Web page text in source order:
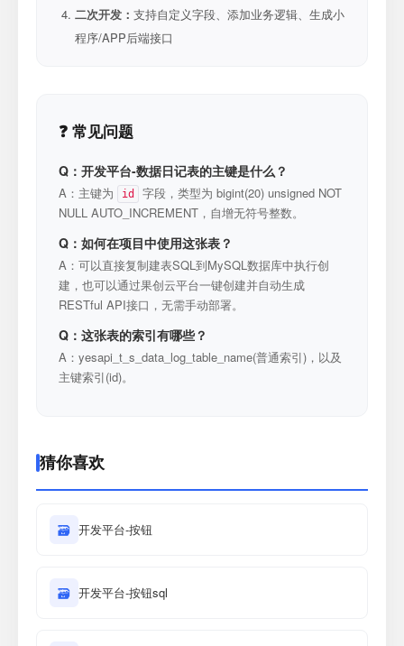
二次开发： 支持自定义字段、添加业务逻辑、生成小
程序/APP后端接口
❓ 常见问题
Q：开发平台-数据日记表的主键是什么？
A：主键为 id
字段，类型为 bigint(20) unsigned NOT
NULL AUTO_INCREMENT，自增无符号整数。
Q：如何在项目中使用这张表？
A：可以直接复制建表SQL到MySQL数据库中执行创
建，也可以通过果创云平台一键创建并自动生成
RESTful API接口，无需手动部署。
Q：这张表的索引有哪些？
A：yesapi_t_s_data_log_table_name(普通索引)，以及
主键索引(id)。
猜你喜欢
🗃 开发平台-按钮
🗃 开发平台-按钮sql